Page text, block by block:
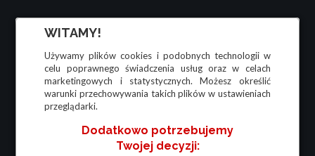
WITAMY!
Używamy plików cookies i podobnych technologii w
celu poprawnego świadczenia usług oraz w celach
marketingowych i statystycznych. Możesz określić
warunki przechowywania takich plików w ustawieniach
przeglądarki.
Dodatkowo potrzebujemy
Twojej decyzji: